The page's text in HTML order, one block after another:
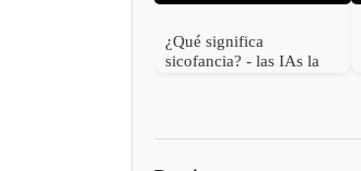
¿Qué significa
sicofancia? - las IAs la